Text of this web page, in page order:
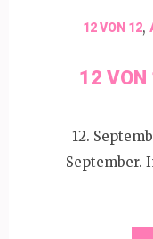
12 VON 12,
12 VON
12.
September.